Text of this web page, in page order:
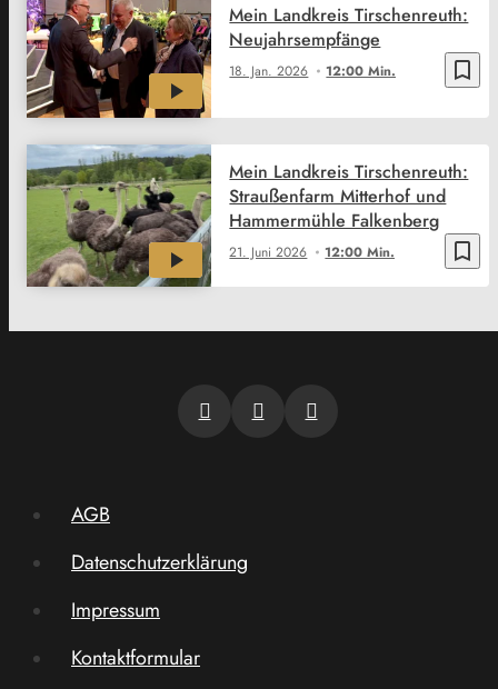
bookmark_border
18. Jan. 2026 12:00 Min.
Mein Landkreis Tirschenreuth:
Neujahrsempfänge
bookmark_border
21. Juni 2026 12:00 Min.
Mein Landkreis Tirschenreuth:
Straußenfarm Mitterhof und
Hammermühle Falkenberg
AGB
Datenschutzerklärung
Impressum
Kontaktformular